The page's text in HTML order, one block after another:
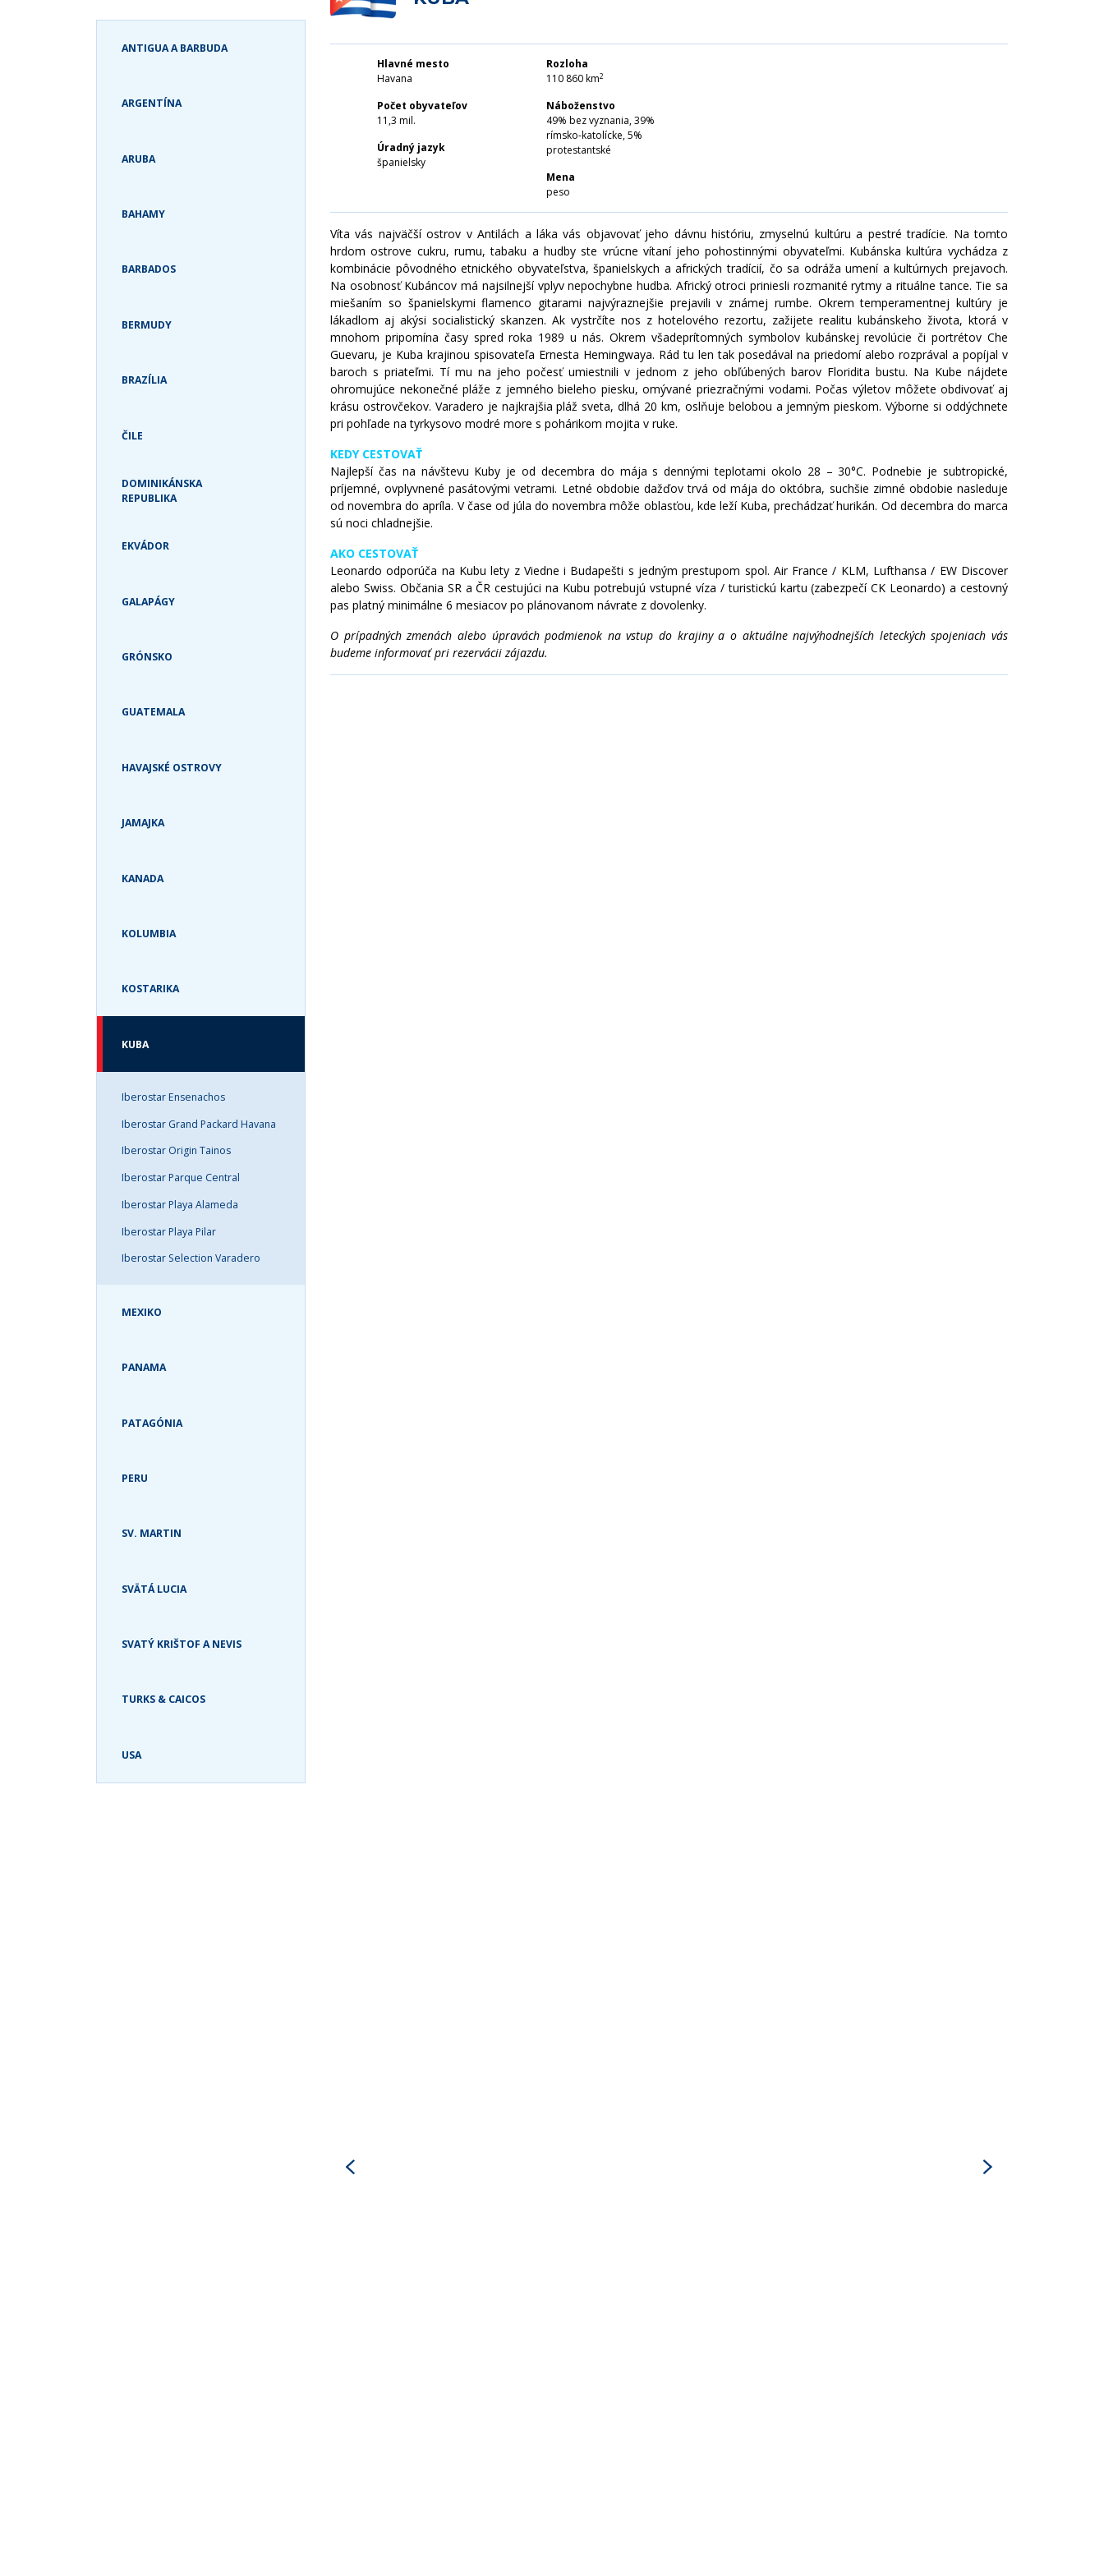
ZANZIBAR A
ZIMBABWE
GRÓNSKO
MALDIVY
MJANMARSKO
UZBEKISTAN
ANTIGUA A BARBUDA
ARGENTÍNA
ARUBA
BAHAMY
BARBADOS
BERMUDY
BRAZÍLIA
ČILE
DOMINIKÁNSKA
REPUBLIKA
EKVÁDOR
GALAPÁGY
GRÓNSKO
GUATEMALA
HAVAJSKÉ OSTROVY
JAMAJKA
KANADA
KOLUMBIA
KOSTARIKA
KUBA
Iberostar Ensenachos
Iberostar Grand Packard Havana
Iberostar Origin Tainos
Iberostar Parque Central
Iberostar Playa Alameda
Iberostar Playa Pilar
Iberostar Selection Varadero
MEXIKO
PANAMA
PATAGÓNIA
PERU
SV. MARTIN
SVÄTÁ LUCIA
SVATÝ KRIŠTOF A NEVIS
TURKS & CAICOS
USA
Hlavné mesto
Havana
Počet obyvateľov
11,3 mil.
Úradný jazyk
španielsky
Rozloha
110 860 km2
Náboženstvo
49% bez vyznania, 39%
rímsko-katolícke, 5%
protestantské
Mena
peso
Víta vás najväčší ostrov v Antilách a láka vás objavovať jeho dávnu históriu, zmyselnú kultúru a pestré tradície. Na tomto
hrdom ostrove cukru, rumu, tabaku a hudby ste vrúcne vítaní jeho pohostinnými obyvateľmi. Kubánska kultúra vychádza z
kombinácie pôvodného etnického obyvateľstva, španielskych a afrických tradícií, čo sa odráža umení a kultúrnych prejavoch.
Na osobnosť Kubáncov má najsilnejší vplyv nepochybne hudba. Africký otroci priniesli rozmanité rytmy a rituálne tance. Tie sa
miešaním so španielskymi flamenco gitarami najvýraznejšie prejavili v známej rumbe. Okrem temperamentnej kultúry je
lákadlom aj akýsi socialistický skanzen. Ak vystrčíte nos z hotelového rezortu, zažijete realitu kubánskeho života, ktorá v
mnohom pripomína časy spred roka 1989 u nás. Okrem všadeprítomných symbolov kubánskej revolúcie či portrétov Che
Guevaru, je Kuba krajinou spisovateľa Ernesta Hemingwaya. Rád tu len tak posedával na priedomí alebo rozprával a popíjal v
baroch s priateľmi. Tí mu na jeho počesť umiestnili v jednom z jeho obľúbených barov Floridita bustu. Na Kube nájdete
ohromujúce nekonečné pláže z jemného bieleho piesku, omývané priezračnými vodami. Počas výletov môžete obdivovať aj
krásu ostrovčekov. Varadero je najkrajšia pláž sveta, dlhá 20 km, oslňuje belobou a jemným pieskom. Výborne si oddýchnete
pri pohľade na tyrkysovo modré more s pohárikom mojita v ruke.
KEDY CESTOVAŤ
Najlepší čas na návštevu Kuby je od decembra do mája s dennými teplotami okolo 28 – 30°C. Podnebie je subtropické,
príjemné, ovplyvnené pasátovými vetrami. Letné obdobie dažďov trvá od mája do októbra, suchšie zimné obdobie nasleduje
od novembra do apríla. V čase od júla do novembra môže oblasťou, kde leží Kuba, prechádzať hurikán. Od decembra do marca
sú noci chladnejšie.
AKO CESTOVAŤ
Leonardo odporúča na Kubu lety z Viedne i Budapešti s jedným prestupom spol. Air France / KLM, Lufthansa / EW Discover
alebo Swiss. Občania SR a ČR cestujúci na Kubu potrebujú vstupné víza / turistickú kartu (zabezpečí CK Leonardo) a cestovný
pas platný minimálne 6 mesiacov po plánovanom návrate z dovolenky.
O prípadných zmenách alebo úpravách podmienok na vstup do krajiny a o aktuálne najvýhodnejších leteckých spojeniach vás
budeme informovať pri rezervácii zájazdu.